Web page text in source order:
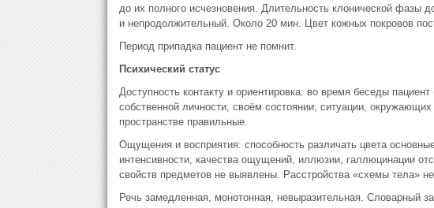
до их полного исчезновения. Длительность клонической фазы
и непродолжительный. Около 20 мин. Цвет кожных покровов
Период припадка пациент не помнит.
Психический статус
Доступность контакту и ориентировка: во время беседы
собственной личности, своём состоянии, ситуации,
пространстве правильные.
Ощущения и восприятия: способность различать цвета
интенсивности, качества ощущений, иллюзии, галлюцинации
свойств предметов не выявлены. Расстройства «схемы тела»
Речь замедленная, монотонная, невыразительная. Словарный